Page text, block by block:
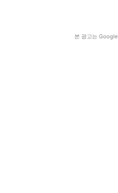
본 광고는